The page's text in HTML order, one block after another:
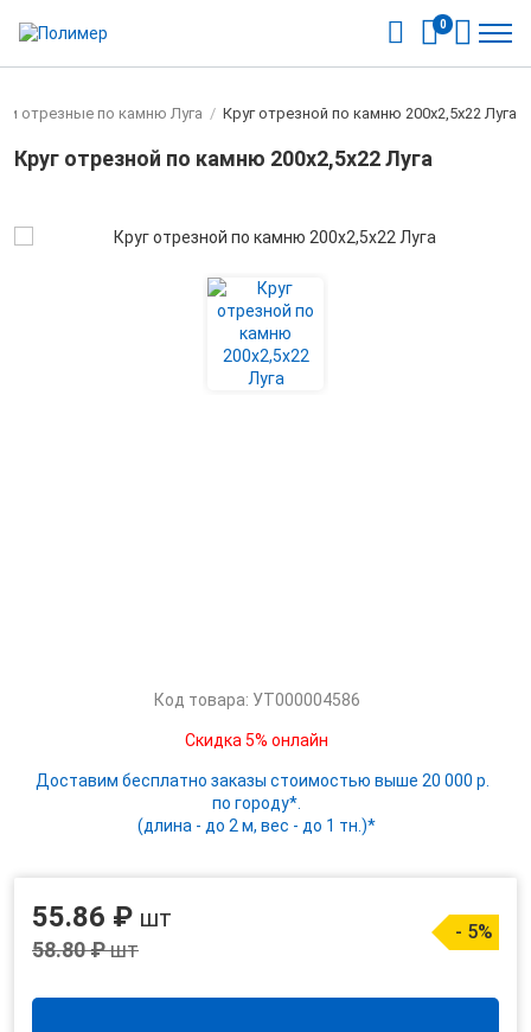
0
отрезные по камню Луга / Круг отрезной по камню 200х2,5х22 Луга
Круг отрезной по камню 200х2,5х22 Луга
Код товара: УТ000004586
Скидка 5% онлайн
Доставим бесплатно заказы стоимостью выше 20 000 р.
по городу*.
(длина - до 2 м, вес - до 1 тн.)*
55.86 ₽ шт
58.80 ₽шт
- 5%